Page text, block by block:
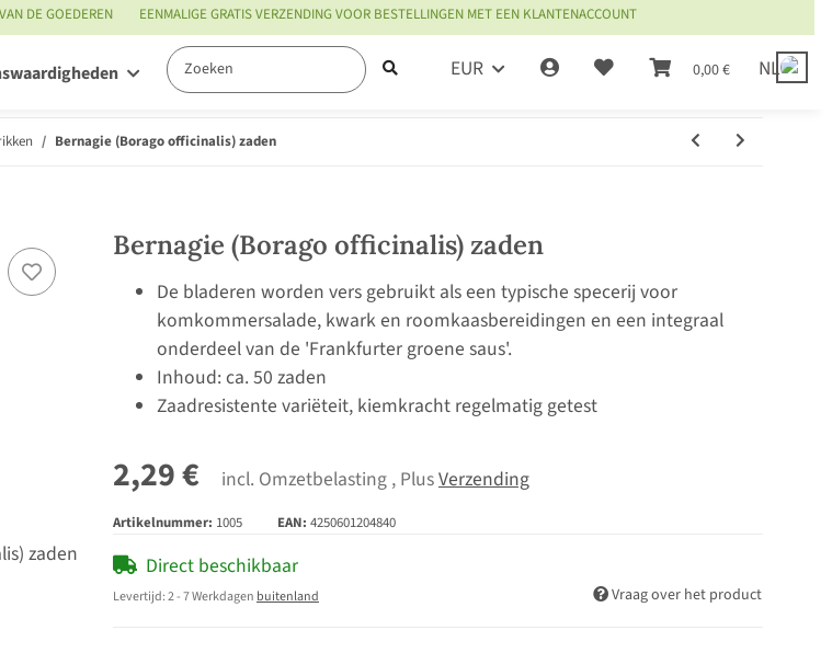
DE GOEDEREN EENMALIGE GRATIS VERZENDING VOOR BESTELLINGEN MET EEN KLANTENACCOUNT
EUR 0,00 € NL
Service
Bernagie (Borago officinalis) zaden
Bernagie (Borago officinalis) zaden
De bladeren worden vers gebruikt als een typische specerij voor
komkommersalade, kwark en roomkaasbereidingen en een integraal
onderdeel van de 'Frankfurter groene saus'.
Inhoud: ca. 50 zaden
Zaadresistente variëteit, kiemkracht regelmatig getest
2,29 € incl. Omzetbelasting , PlusVerzending
Artikelnummer: 1005 EAN: 4250601204840
Direct beschikbaar
Levertijd:2 - 7 Werkdagen buitenland Vraag over het product